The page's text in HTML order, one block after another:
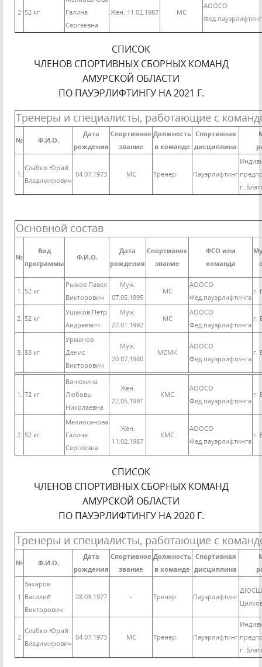
2 52 кг
Галина
Сергеевна
Жен. 11.02.1987 МС
АООСО
СПИСОК
ЧЛЕНОВ СПОРТИВНЫХ СБОРНЫХ КОМАНД
АМУРСКОЙ ОБЛАСТИ
ПО ПАУЭРЛИФТИНГУ НА 2021 Г.
Тренеры и специалисты, работающие с
№ Ф.И.О.
Дата
рождения
Спортивное
звание
Должность
в команде
Спортивная
дисциплина
1.
Слабко Юрий
Владимирович
04.07.1973 МС Тренер Пауэрлифтинг
г.
Основной состав
№
Вид
программы
Ф.И.О.
Дата
рождения
Спортивное
звание
ФСО или
команда
1. 52 кг
Рыжов Павел
Викторович
Муж.
07.05.1995
МС
АООСО
Фед.пауэрлифтинга
г.
2. 52 кг
Ушаков Петр
Андреевич
Муж.
27.01.1992
МС
АООСО
Фед.пауэрлифтинга
г.
3. 83 кг
Урманов
Денис
Викторович
Муж.
20.07.1980
МСМК
АООСО
Фед.пауэрлифтинга
г.
1. 72 кг
Ванюхина
Любовь
Николаевна
Жен.
22.05.1991
КМС
АООСО
Фед.пауэрлифтинга
г.
2. 52 кг
Мелиосанова
Галина
Сергеевна
Жен.
11.02.1987
КМС
АООСО
Фед.пауэрлифтинга
г.
СПИСОК
ЧЛЕНОВ СПОРТИВНЫХ СБОРНЫХ КОМАНД
АМУРСКОЙ ОБЛАСТИ
ПО ПАУЭРЛИФТИНГУ НА 2020 Г.
Тренеры и специалисты, работающие с
№ Ф.И.О.
Дата
рождения
Спортивное
звание
Должность
в команде
Спортивная
дисциплина
1
Захаров
Василий
Викторович
28.03.1977 - Тренер Пауэрлифтинг
ДЮСШ
2
Слабко Юрий
Владимирович
04.07.1973 МС Тренер Пауэрлифтинг
г.